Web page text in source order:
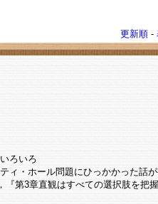
更新順 -
ろいろ
ィ・ホール問題にひっかかった話
『第3章直観はすべての選択肢を把